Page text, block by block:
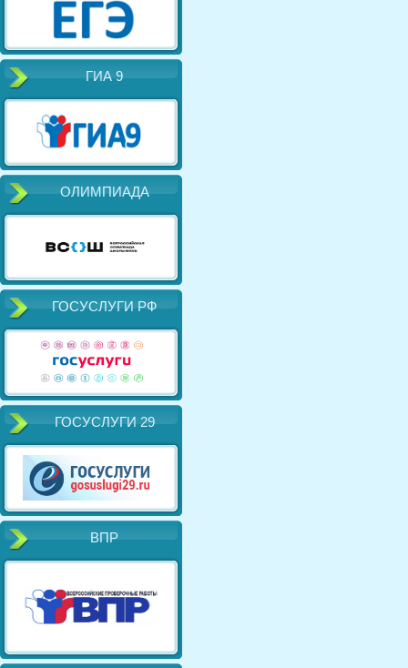
ГИА 9
ОЛИМПИАДА
ГОСУСЛУГИ РФ
ГОСУСЛУГИ 29
ВПР